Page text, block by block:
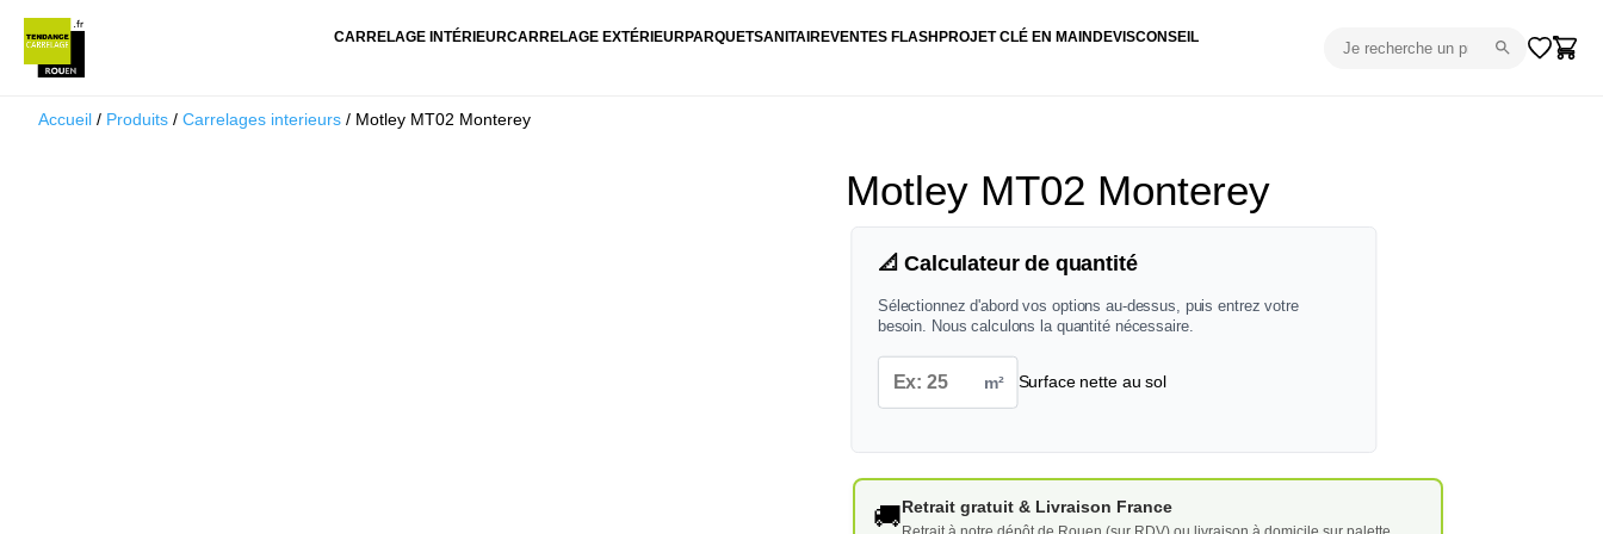
CARRELAGE INTÉRIEURCARRELAGE EXTÉRIEURPARQUETSANITAIREVENTES FLASH PROJET CLÉ EN MAIN DEVISCONSEIL
Accueil / Produits / Carrelages interieurs / Motley MT02 Monterey
Motley MT02 Monterey
📐 Calculateur de quantité
Sélectionnez d'abord vos options au-dessus, puis entrez votre
besoin. Nous calculons la quantité nécessaire.
m² Surface nette au sol
🚚Retrait gratuit & Livraison France